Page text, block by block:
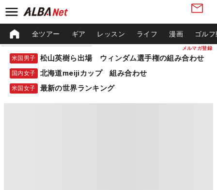
メルマガ登録
全ツアー ギア レッスン ライフ 漫画 ゴル
米国男子 松山英樹ら出場 ウィンダム選手権の組み合わせ
国内女子 北海道meijiカップ 組み合わせ
米国女子 最新の世界ランキング